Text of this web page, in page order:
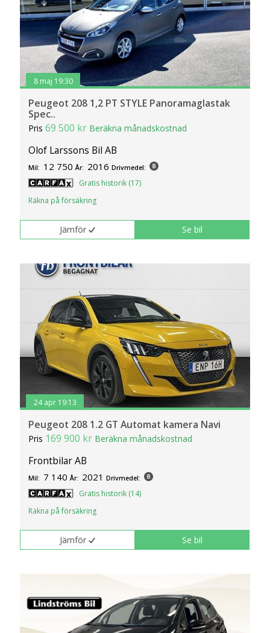
8 maj 19:30
Peugeot 208 1,2 PT STYLE Panoramaglastak
Spec..
Pris69 500 kr Beräkna månadskostnad
Olof Larssons Bil AB
Mil: 12 750 År: 2016 Drivmedel:
Gratis historik (17)
Räkna på försäkring
Jämför Se bil
24 apr 19:13
Peugeot 208 1.2 GT Automat kamera Navi
Pris 169 900 kr Beräkna månadskostnad
Frontbilar AB
Mil: 7 140 År: 2021 Drivmedel:
Gratis historik (14)
Räkna på försäkring
Jämför Se bil